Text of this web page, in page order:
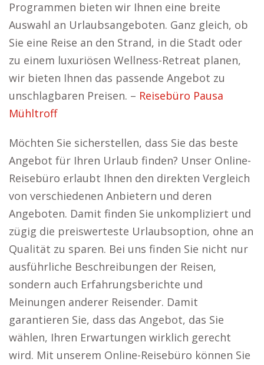
Programmen bieten wir Ihnen eine breite
Auswahl an Urlaubsangeboten. Ganz gleich, ob
Sie eine Reise an den Strand, in die Stadt oder
zu einem luxuriösen Wellness-Retreat planen,
wir bieten Ihnen das passende Angebot zu
unschlagbaren Preisen. – Reisebüro Pausa
Mühltroff
Möchten Sie sicherstellen, dass Sie das beste
Angebot für Ihren Urlaub finden? Unser Online-
Reisebüro erlaubt Ihnen den direkten Vergleich
von verschiedenen Anbietern und deren
Angeboten. Damit finden Sie unkompliziert und
zügig die preiswerteste Urlaubsoption, ohne an
Qualität zu sparen. Bei uns finden Sie nicht nur
ausführliche Beschreibungen der Reisen,
sondern auch Erfahrungsberichte und
Meinungen anderer Reisender. Damit
garantieren Sie, dass das Angebot, das Sie
wählen, Ihren Erwartungen wirklich gerecht
wird. Mit unserem Online-Reisebüro können Sie